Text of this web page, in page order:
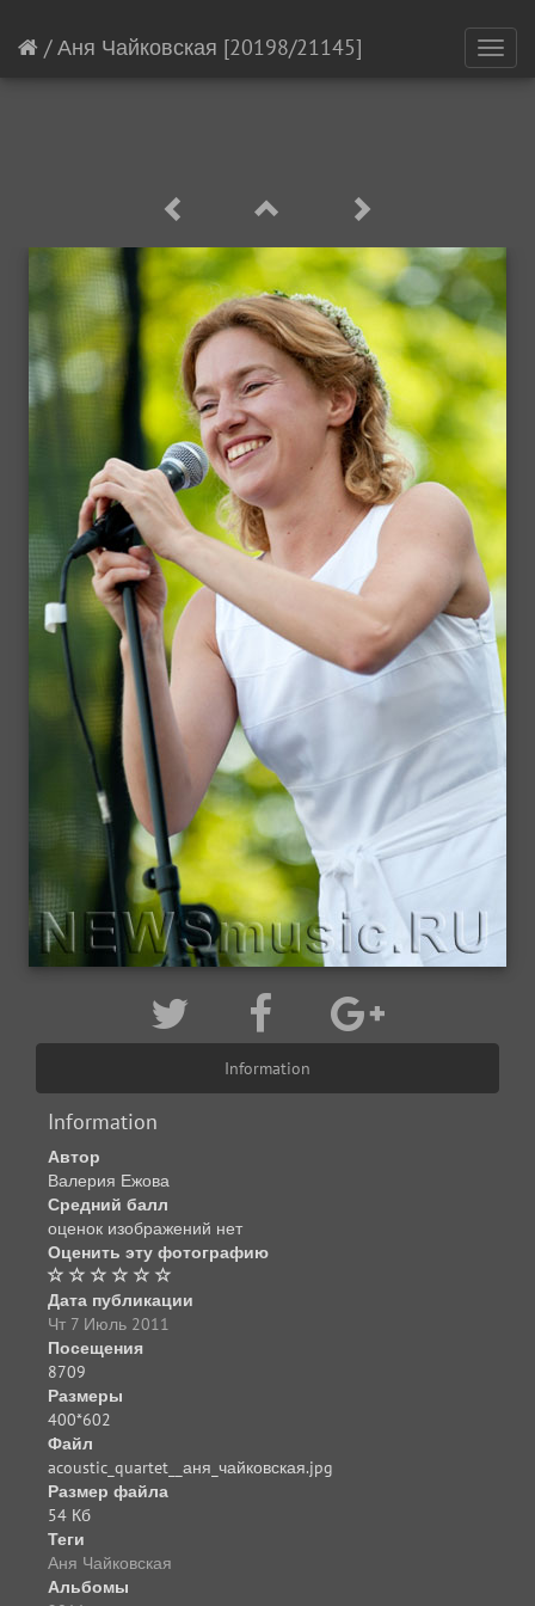
/Аня Чайковская [20198/21145]
Information
Information
Автор
Валерия Ежова
Средний балл
оценок изображений нет
Оценить эту фотографию
Дата публикации
Чт 7 Июль 2011
Посещения
8709
Размеры
400*602
Файл
acoustic_quartet__аня_чайковская.jpg
Размер файла
54 Кб
Теги
Аня Чайковская
Альбомы